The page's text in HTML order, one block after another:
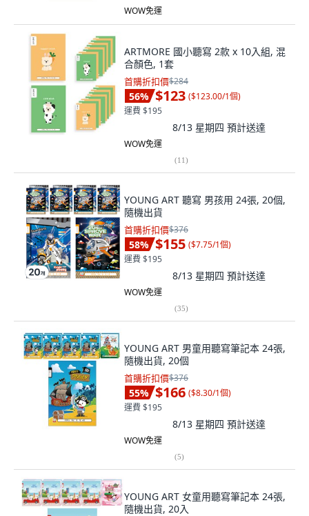
WOW免運
ARTMORE 國小聽寫 2款 x 10入組, 混
合顏色, 1套
首購折扣價$284
56% $123 ($123.00/1個)
運費 $195
8/13 星期四 預計送達
WOW免運
(11)
YOUNG ART 聽寫 男孩用 24張, 20個,
隨機出貨
首購折扣價$376
58% $155 ($7.75/1個)
運費 $195
8/13 星期四 預計送達
WOW免運
(35)
YOUNG ART 男童用聽寫筆記本 24張,
隨機出貨, 20個
首購折扣價$376
55% $166 ($8.30/1個)
運費 $195
8/13 星期四 預計送達
WOW免運
(5)
YOUNG ART 女童用聽寫筆記本 24張,
隨機出貨, 20入